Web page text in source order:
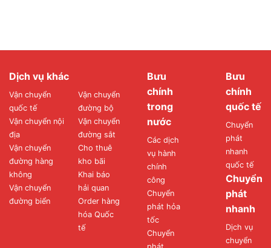
Dịch vụ khác
Vận chuyển
quốc tế
Vận chuyển nội
địa
Vận chuyển
đường hàng
không
Vận chuyển
đường biển
Vận chuyển
đường bộ
Vận chuyển
đường sắt
Cho thuê
kho bãi
Khai báo
hải quan
Order hàng
hóa Quốc
tế
Bưu
chính
trong
nước
Các dịch
vụ hành
chính
công
Chuyển
phát hỏa
tốc
Chuyển
Bưu
chính
quốc tế
Chuyển
phát
nhanh
quốc tế
Chuyển
phát
nhanh
Dịch vụ
chuyển